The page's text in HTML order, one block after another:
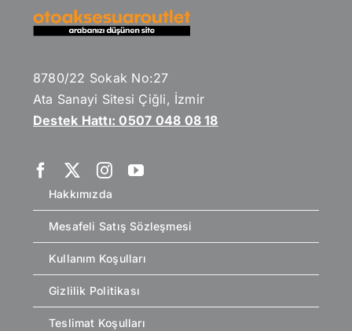
8780/22 Sokak No:27
Ata Sanayi Sitesi Çiğli, İzmir
Destek Hattı: 0507 048 08 18
Hakkımızda
Mesafeli Satış Sözleşmesi
Kullanım Koşulları
Gizlilik Politikası
Teslimat Koşulları